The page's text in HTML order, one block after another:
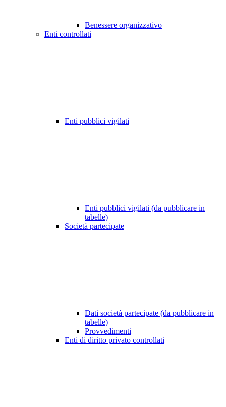
Benessere organizzativo
Enti controllati
Enti pubblici vigilati
Enti pubblici vigilati (da pubblicare in
tabelle)
Società partecipate
Dati società partecipate (da pubblicare in
tabelle)
Provvedimenti
Enti di diritto privato controllati